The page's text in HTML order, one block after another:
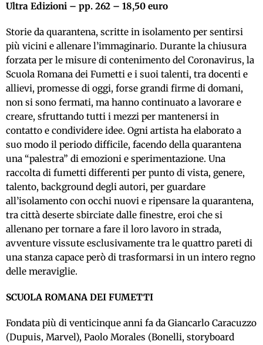
Ultra Edizioni – pp. 262 – 18,50 euro
Storie da quarantena, scritte in isolamento per sentirsi
più vicini e allenare l’immaginario. Durante la chiusura
forzata per le misure di contenimento del Coronavirus, la
Scuola Romana dei Fumetti e i suoi talenti, tra docenti e
allievi, promesse di oggi, forse grandi firme di domani,
non si sono fermati, ma hanno continuato a lavorare e
creare, sfruttando tutti i mezzi per mantenersi in
contatto e condividere idee. Ogni artista ha elaborato a
suo modo il periodo difficile, facendo della quarantena
una “palestra” di emozioni e sperimentazione. Una
raccolta di fumetti differenti per punto di vista, genere,
talento, background degli autori, per guardare
all’isolamento con occhi nuovi e ripensare la quarantena,
tra città deserte sbirciate dalle finestre, eroi che si
allenano per tornare a fare il loro lavoro in strada,
avventure vissute esclusivamente tra le quattro pareti di
una stanza capace però di trasformarsi in un intero regno
delle meraviglie.
SCUOLA ROMANA DEI FUMETTI
Fondata più di venticinque anni fa da Giancarlo Caracuzzo
(Dupuis, Marvel), Paolo Morales (Bonelli, storyboard